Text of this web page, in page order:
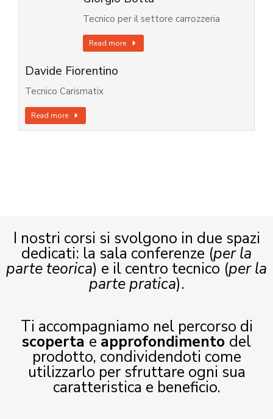
Tecnico per il settore carrozzeria
Read more
Davide Fiorentino
Tecnico Carismatix
Read more
I nostri corsi si svolgono in due spazi
dedicati: la sala conferenze (per la
parte teorica) e il centro tecnico (per la
parte pratica).
Ti accompagniamo nel percorso di
scoperta e approfondimento del
prodotto, condividendoti come
utilizzarlo per sfruttare ogni sua
caratteristica e beneficio.